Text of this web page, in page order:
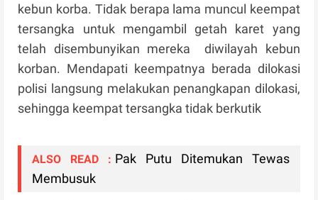
kebun korba. Tidak berapa lama muncul keempat
tersangka untuk mengambil getah karet yang
telah disembunyikan mereka diwilayah kebun
korban. Mendapati keempatnya berada dilokasi
polisi langsung melakukan penangkapan dilokasi,
sehingga keempat tersangka tidak berkutik
ALSO READ : Pak Putu Ditemukan Tewas
Membusuk